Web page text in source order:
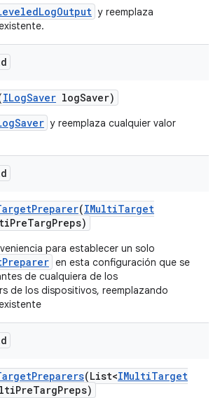
y reemplaza
ILogSaver logSaver)
y reemplaza cualquier valor
Preparer(IMultiTarget
PreTargPreps)
para establecer un solo
en esta configuración que se
de cualquiera de los
de los dispositivos, reemplazando
Preparers(List<IMultiTarget
PreTargPreps)